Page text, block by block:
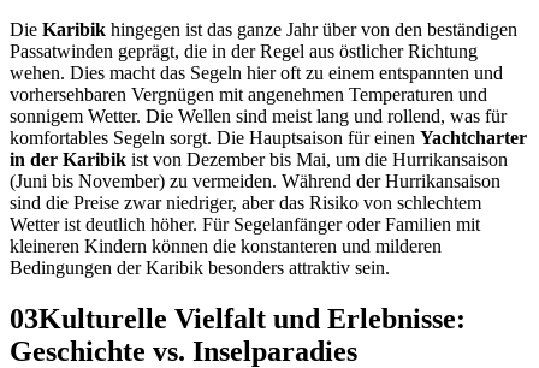
Die Karibik hingegen ist das ganze Jahr über von den beständigen
Passatwinden geprägt, die in der Regel aus östlicher Richtung
wehen. Dies macht das Segeln hier oft zu einem entspannten und
vorhersehbaren Vergnügen mit angenehmen Temperaturen und
sonnigem Wetter. Die Wellen sind meist lang und rollend, was für
komfortables Segeln sorgt. Die Hauptsaison für einen Yachtcharter
in der Karibik ist von Dezember bis Mai, um die Hurrikansaison
(Juni bis November) zu vermeiden. Während der Hurrikansaison
sind die Preise zwar niedriger, aber das Risiko von schlechtem
Wetter ist deutlich höher. Für Segelanfänger oder Familien mit
kleineren Kindern können die konstanteren und milderen
Bedingungen der Karibik besonders attraktiv sein.
03Kulturelle Vielfalt und Erlebnisse:
Geschichte vs. Inselparadies